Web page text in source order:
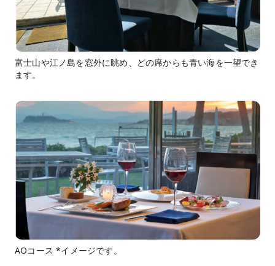
富士山や江ノ島を窓外に眺め、どの席からも青い海を一望でき
ます。
AOコース *イメージです。